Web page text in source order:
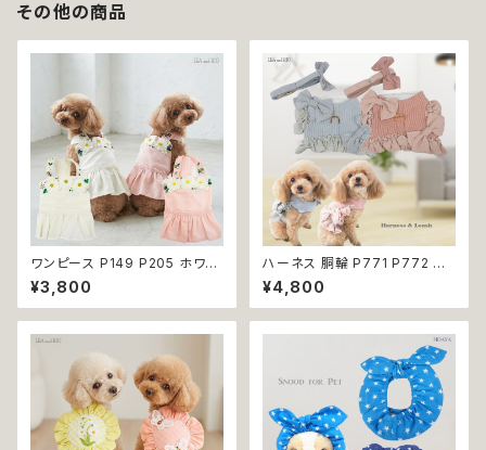
その他の商品
ワンピース P149 P205 ホワイ
ト ピンク フラワー ハンドメイド
Bee パステル コットン dog ウ
ェア ドッグ ウェア ドッグウエア
の洋服 洋服 小型犬 中型犬 女
の子 スカート 花 蜂 ストーン ビ
ジュー アップリケ かわいい 可
愛い おしゃれ 送料無料 返品交
換不可
¥3,800
ハーネス 胴輪 P771 P772 パ
ステルカラー 引っ張り防止 散歩
お出掛け ドッグウエア 犬 猫 ペ
ット 服 犬服 猫服 かわいい おし
¥4,800